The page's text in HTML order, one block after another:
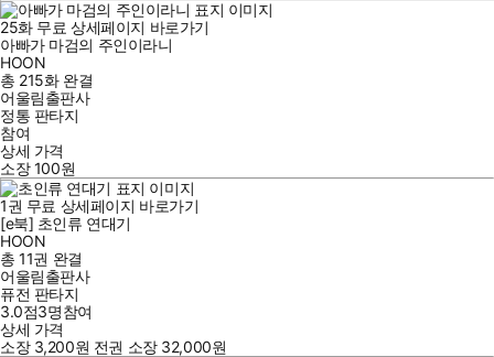
25화 무료 상세페이지 바로가기
아빠가 마검의 주인이라니
HOON
총 215화 완결
어울림출판사
정통 판타지
참여
상세 가격
소장100원
1권 무료 상세페이지 바로가기
[e북] 초인류 연대기
HOON
총 11권 완결
어울림출판사
퓨전 판타지
3.0점3명참여
상세 가격
소장 3,200원 전권 소장 32,000원